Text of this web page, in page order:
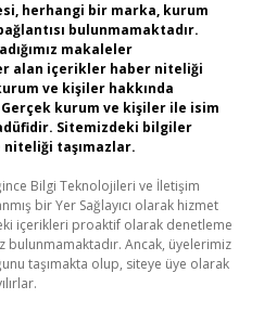
herhangi bir marka, kurum
bulunmamaktadır.
makaleler
alan içerikler haber niteliği
ve kişiler hakkında
Gerçek kurum ve kişiler ile isim
Sitemizdeki bilgiler
taşımazlar.
Bilgi Teknolojileri ve İletişim
bir Yer Sağlayıcı olarak hizmet
içerikleri proaktif olarak denetleme
bulunmamaktadır. Ancak, üyelerimiz
taşımakta olup, siteye üye olarak